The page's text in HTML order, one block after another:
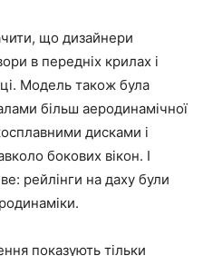
що дизайнери
в передніх крилах і
Модель також була
більш аеродинамічної
дисками і
бокових вікон. І
рейлінги на даху були
показують тільки